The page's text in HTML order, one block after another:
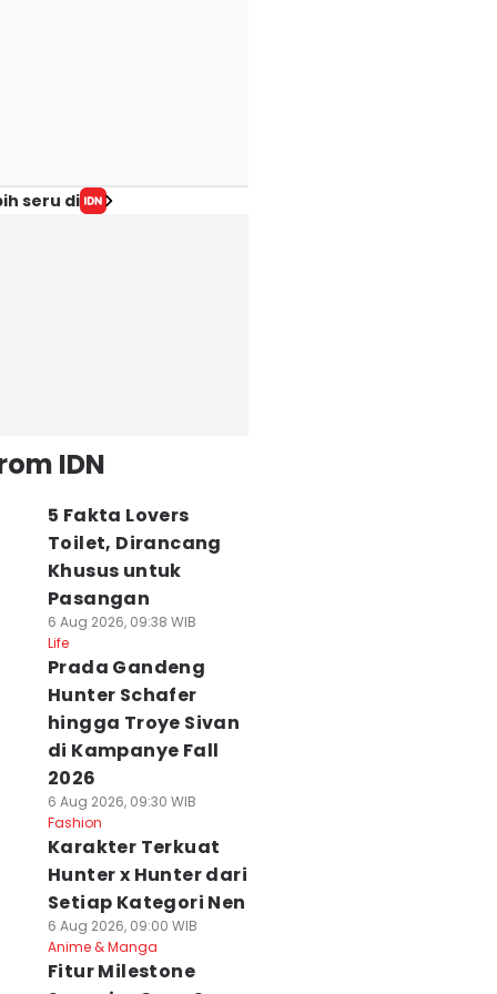
seru di
IDN
5 Fakta Lovers
Toilet, Dirancang
Khusus untuk
Pasangan
6 Aug 2026, 09:38 WIB
Life
Prada Gandeng
Hunter Schafer
hingga Troye Sivan
di Kampanye Fall
2026
6 Aug 2026, 09:30 WIB
Fashion
Karakter Terkuat
Hunter x Hunter dari
Setiap Kategori Nen
6 Aug 2026, 09:00 WIB
Anime & Manga
Fitur Milestone